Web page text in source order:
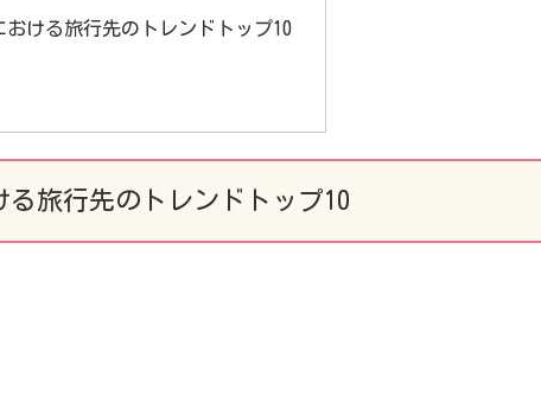
おける旅行先のトレンドトップ10
る旅行先のトレンドトップ10